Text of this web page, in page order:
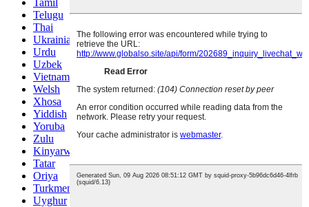
Tamil
Telugu
Thai
Ukrainian
Urdu
Uzbek
Vietnamese
Welsh
Xhosa
Yiddish
Yoruba
Zulu
Kinyarwanda
Tatar
Oriya
Turkmen
Uyghur